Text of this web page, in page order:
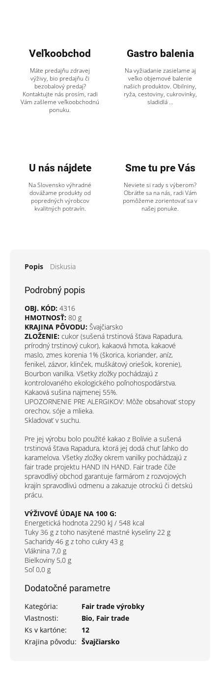
Veľkoobchod
Máte predajňu zdravej
výživy, bio predajňu či
bezobalový predaj?
Kontaktujte nás prosím, radi
Vám zašleme veľkoobchodnú
ponuku.
Gastro balenia
Na vyžiadanie zasielame aj
veľko objemové balenie
našich produktov. Obilniny,
ryža, cestoviny, cukrovinky,
sladidlá ...
U nás nájdete
Na Slovensko výhradné
dovážame produkty od
popredných výrobcov
kvalitných potravín.
Sme tu pre Vás
Neviete si rady s výberom?
Obráťte sa na nás, radi Vám
pomôžeme zorientovať sa v
našej ponuke.
Popis Diskusia
Podrobný popis
OBJ. KÓD: 4316
HMOTNOSŤ: 80 g
KRAJINA PÔVODU: Švajčiarsko
ZLOŽENIE: cukor (sušená trstinová šťava Rapadura,
prírodný trstinový cukor), kakaová hmota, kakaové
maslo, zmes korenia 1% (škorica, koriander, aníz,
fenikel, zázvor, klinček, muškátový oriešok, korenie),
Bourbon vanilka. Všetky zložky pochádzajú z
kontrolovaného ekologického poľnohospodárstva.
Kakaová sušina najmenej 55%.
UPOZORNENIE PRE ALERGIKOV: Môže obsahovať stopy
orechov, sóje a mlieka.
Skladovať v suchu.
Pre jej výrobu bolo použité kakao z Bolívie a sušená
trstinová šťava Rapadura, ktorá jej dodá chuť ľahko do
karamelova. Všetky zložky okrem vanilky pochádzajú z
fair trade projektu HAND IN HAND. Fair trade čiže
spravodlivý obchod garantuje farmárom z rozvojových
krajín spravodlivú odmenu a zakazuje otrockú či detskú
prácu.
VÝŽIVOVÉ ÚDAJE NA 100 G:
Energetická hodnota 2290 kJ / 548 kcal
Tuky 36 g z toho nasýtené mastné kyseliny 22 g
Sacharidy 46 g z toho cukry 43 g
Vláknina 7,0 g
Bielkoviny 5,0 g
Soľ 0,0 g
Dodatočné parametre
Kategória:
Fair trade výrobky
Vlastnosti:
Bio, Fair trade
Ks v kartóne:
12
Krajina pôvodu: Švajčiarsko